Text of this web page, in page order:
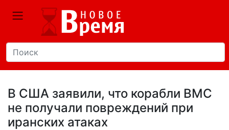
В США заявили, что корабли ВМС
не получали повреждений при
иранских атаках